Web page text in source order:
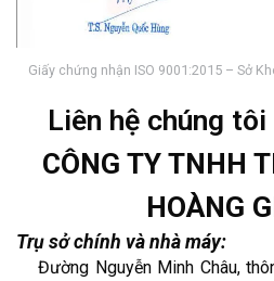
Giấy chứng nhận ISO 9001:2015 – Sở
Liên hệ chúng
CÔNG TY TNHH
HOÀNG
Trụ sở chính và nhà máy:
Đường Nguyễn Minh Châu,